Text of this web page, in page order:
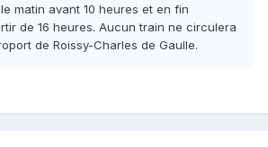
matin avant 10 heures et en fin
de 16 heures. Aucun train ne circulera
de Roissy-Charles de Gaulle.